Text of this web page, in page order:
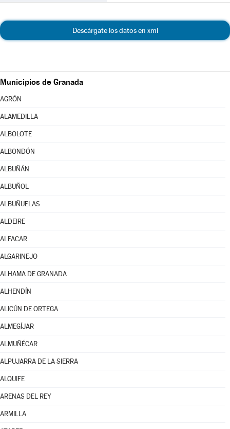
Descárgate los datos en xml
Municipios de Granada
AGRÓN
ALAMEDILLA
ALBOLOTE
ALBONDÓN
ALBUÑÁN
ALBUÑOL
ALBUÑUELAS
ALDEIRE
ALFACAR
ALGARINEJO
ALHAMA DE GRANADA
ALHENDÍN
ALICÚN DE ORTEGA
ALMEGÍJAR
ALMUÑÉCAR
ALPUJARRA DE LA SIERRA
ALQUIFE
ARENAS DEL REY
ARMILLA